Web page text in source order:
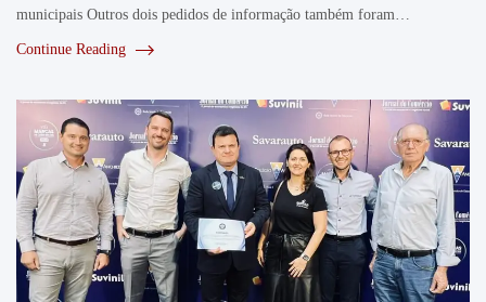
municipais Outros dois pedidos de informação também foram…
Continue Reading